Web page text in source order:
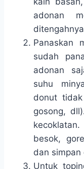
adonan
Panaskan
sudah
adonan
suhu
donut
gosong,
besok,
dan simpan
Untuk